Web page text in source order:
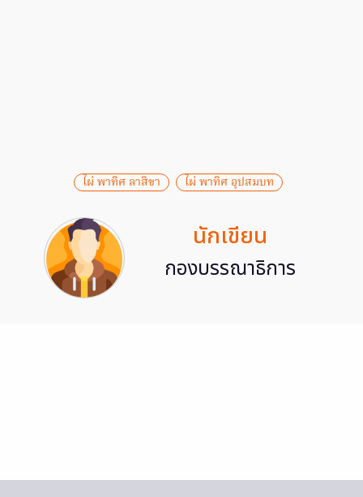
ไผ่ พาทิศ ลาสิขา ไผ่ พาทิศ อุปสมบท
นักเขียน
กองบรรณาธิการ